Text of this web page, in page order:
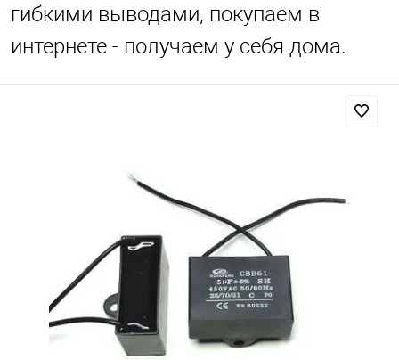
гибкими выводами, покупаем в
интернете - получаем у себя дома.